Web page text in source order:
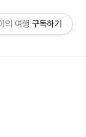
의 여행 구독하기